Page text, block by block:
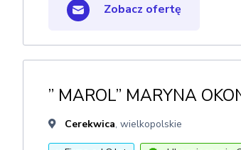
Zobacz ofertę
” MAROL” MARYNA
Cerekwica, wielkopolskie